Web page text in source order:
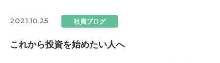
2021.10.25 社員ブログ
これから投資を始めたい人へ